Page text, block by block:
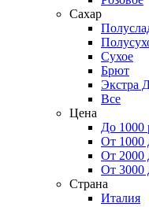
Сахар
Сухое
Брют
Экстра
Все
Цена
До 1000
От 1000
От 2000
От 3000
Страна
Италия